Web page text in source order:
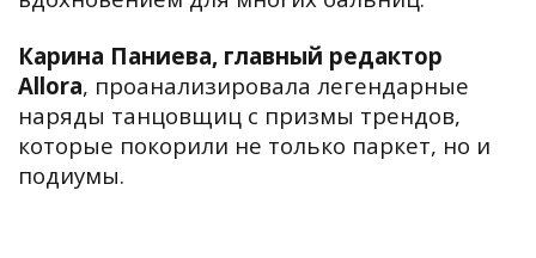
Карина Паниева, главный редактор
Allora, проанализировала легендарные
наряды танцовщиц с призмы трендов,
которые покорили не только паркет, но и
подиумы.